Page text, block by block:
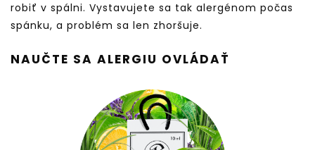
robiť v spálni. Vystavujete sa tak alergénom počas
spánku, a problém sa len zhoršuje.
NAUČTE SA ALERGIU OVLÁDAŤ